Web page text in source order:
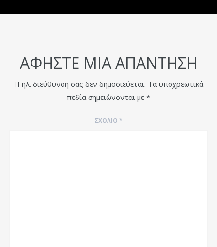
ΑΦΉΣΤΕ ΜΙΑ ΑΠΆΝΤΗΣΗ
Η ηλ. διεύθυνση σας δεν δημοσιεύεται. Τα υποχρεωτικά
πεδία σημειώνονται με *
ΣΧΌΛΙΟ *